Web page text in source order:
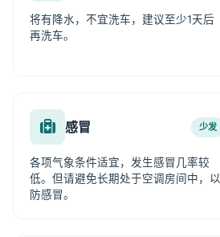
将有降水，不宜洗车，建议至少1天后
再洗车。
感冒 少发
各项气象条件适宜，发生感冒几率较
低。但请避免长期处于空调房间中，以
防感冒。